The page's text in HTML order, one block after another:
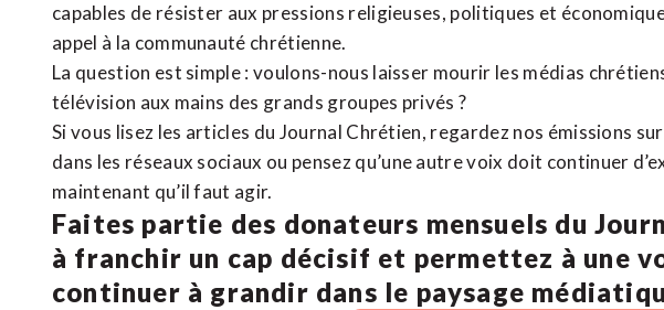
capables de résister aux pressions religieuses, politiques et
appel à la communauté chrétienne.
La question est simple : voulons-nous laisser mourir les médias
télévision aux mains des grands groupes privés ?
Si vous lisez les articles du Journal Chrétien, regardez nos émissions
dans les réseaux sociaux ou pensez qu’une autre voix doit continuer
maintenant qu’il faut agir.
Faites partie des donateurs mensuels du
à franchir un cap décisif et permettez à une
continuer à grandir dans le paysage